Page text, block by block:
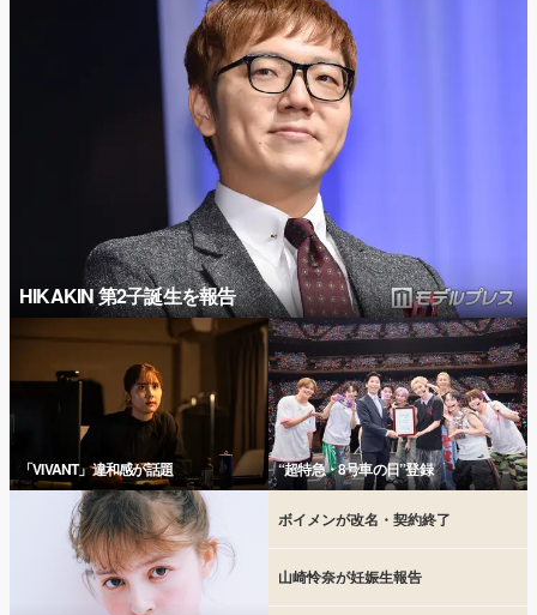
HIKAKIN 第2子誕生を報告
「VIVANT」違和感が話題 “超特急・8号車の日”登録
ボイメンが改名・契約終了
山崎怜奈が妊娠生報告